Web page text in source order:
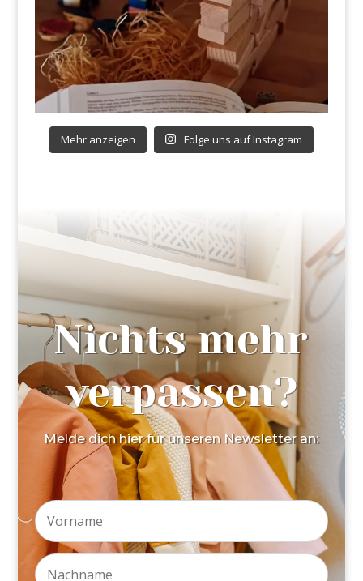
Mehr anzeigen Folge uns auf Instagram
Nichts mehr
verpassen?
Melde dich hier für unseren Newsletter an: